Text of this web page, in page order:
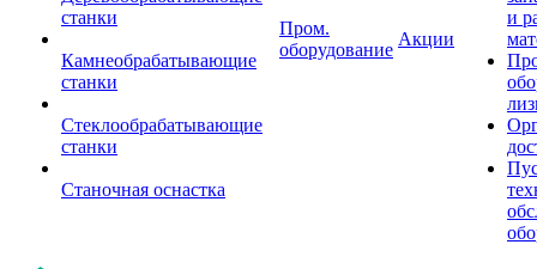
станки
Камнеобрабатывающие
станки
Стеклообрабатывающие
станки
Станочная оснастка
Пром.
оборудование
Акции
и